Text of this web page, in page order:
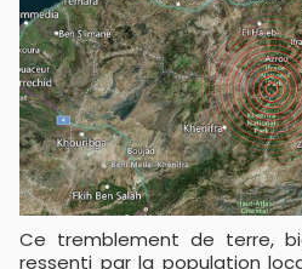
Ce tremblement de terre, bien que modéré, a été
ressenti par la population